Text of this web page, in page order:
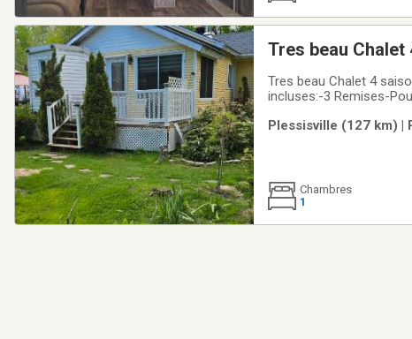
Tres beau
Tres beau Chalet 4
incluses:-3 Remises-
Plessisville (127 km) |
Chambres
1